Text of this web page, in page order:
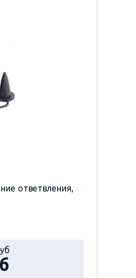
ответвления,